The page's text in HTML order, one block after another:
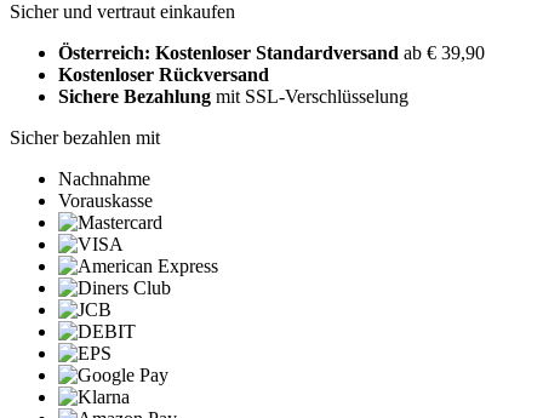
Sicher und vertraut einkaufen
Österreich: Kostenloser Standardversand ab € 39,90
Kostenloser Rückversand
Sichere Bezahlung mit SSL-Verschlüsselung
Sicher bezahlen mit
Nachnahme
Vorauskasse